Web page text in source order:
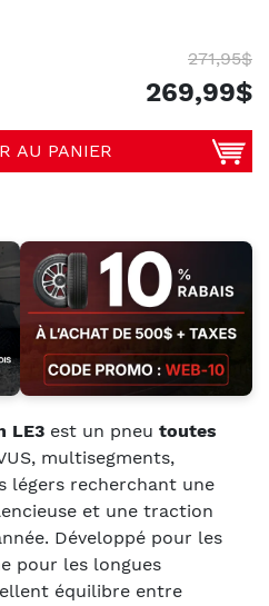
271,95$
269,99$
AU PANIER
LE3 est un pneu toutes
multisegments,
légers recherchant une
et une traction
Développé pour les
pour les longues
équilibre entre